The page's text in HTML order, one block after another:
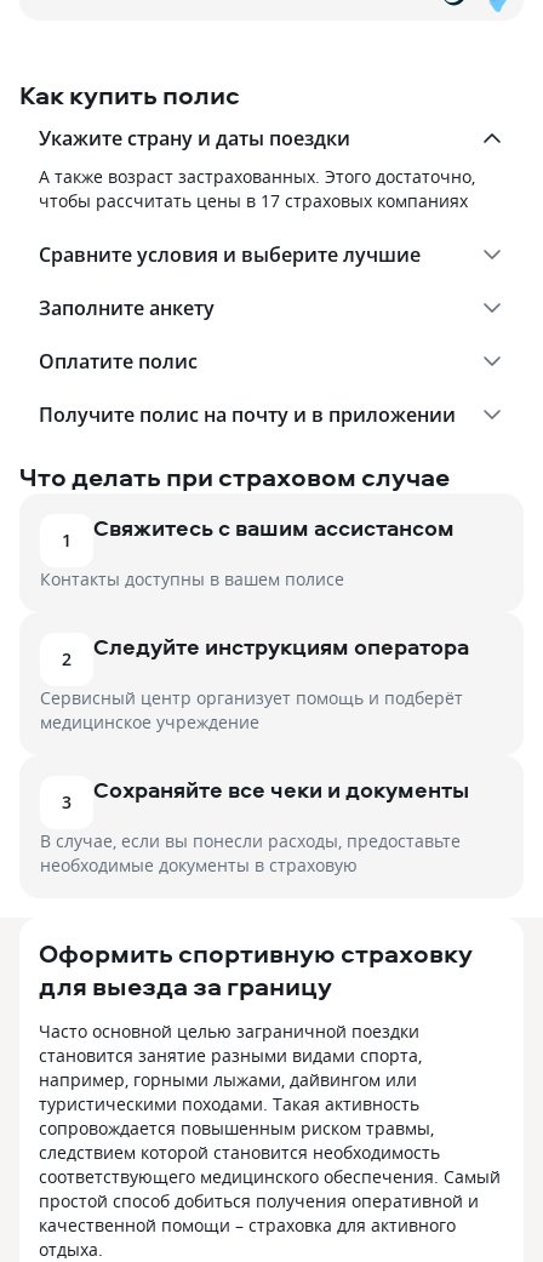
Как купить полис
Укажите страну и даты поездки
А также возраст застрахованных. Этого достаточно,
чтобы рассчитать цены в 17 страховых компаниях
Сравните условия и выберите лучшие
Заполните анкету
Оплатите полис
Получите полис на почту и в приложении
Что делать при страховом случае
1 Свяжитесь с вашим ассистансом
Контакты доступны в вашем полисе
2 Следуйте инструкциям оператора
Сервисный центр организует помощь и подберёт
медицинское учреждение
3 Сохраняйте все чеки и документы
В случае, если вы понесли расходы, предоставьте
необходимые документы в страховую
Оформить спортивную страховку
для выезда за границу
Часто основной целью заграничной поездки
становится занятие разными видами спорта,
например, горными лыжами, дайвингом или
туристическими походами. Такая активность
сопровождается повышенным риском травмы,
следствием которой становится необходимость
соответствующего медицинского обеспечения. Самый
простой способ добиться получения оперативной и
качественной помощи – страховка для активного
отдыха.